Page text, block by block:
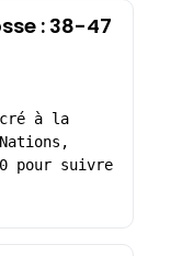
: 38-47
à la
pour suivre